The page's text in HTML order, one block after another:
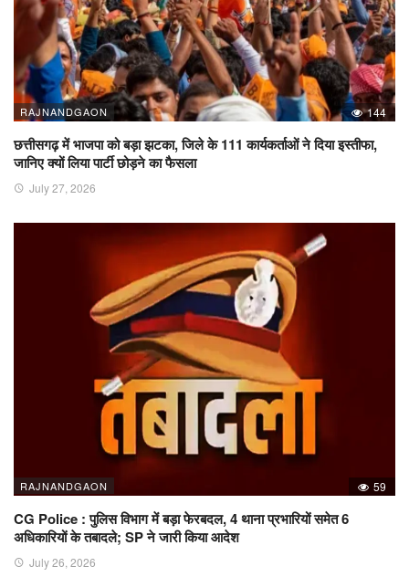
RAJNANDGAON 144
छत्तीसगढ़ में भाजपा को बड़ा झटका, जिले के 111 कार्यकर्ताओं ने दिया इस्तीफा,
जानिए क्यों लिया पार्टी छोड़ने का फैसला
July 27, 2026
RAJNANDGAON 59
CG Police : पुलिस विभाग में बड़ा फेरबदल, 4 थाना प्रभारियों समेत 6
अधिकारियों के तबादले; SP ने जारी किया आदेश
July 26, 2026